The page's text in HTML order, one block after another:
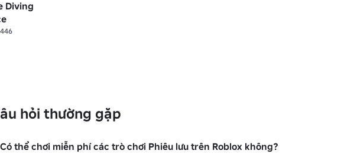
Diving
446
hỏi thường gặp
Có thể chơi miễn phí các trò chơi Phiêu lưu trên Roblox không?